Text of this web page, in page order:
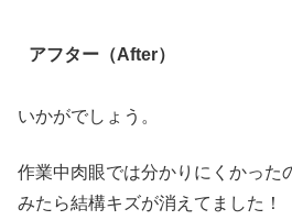
アフター（After）
いかがでしょう。
作業中肉眼では分かりにくかった
みたら結構キズが消えてました！